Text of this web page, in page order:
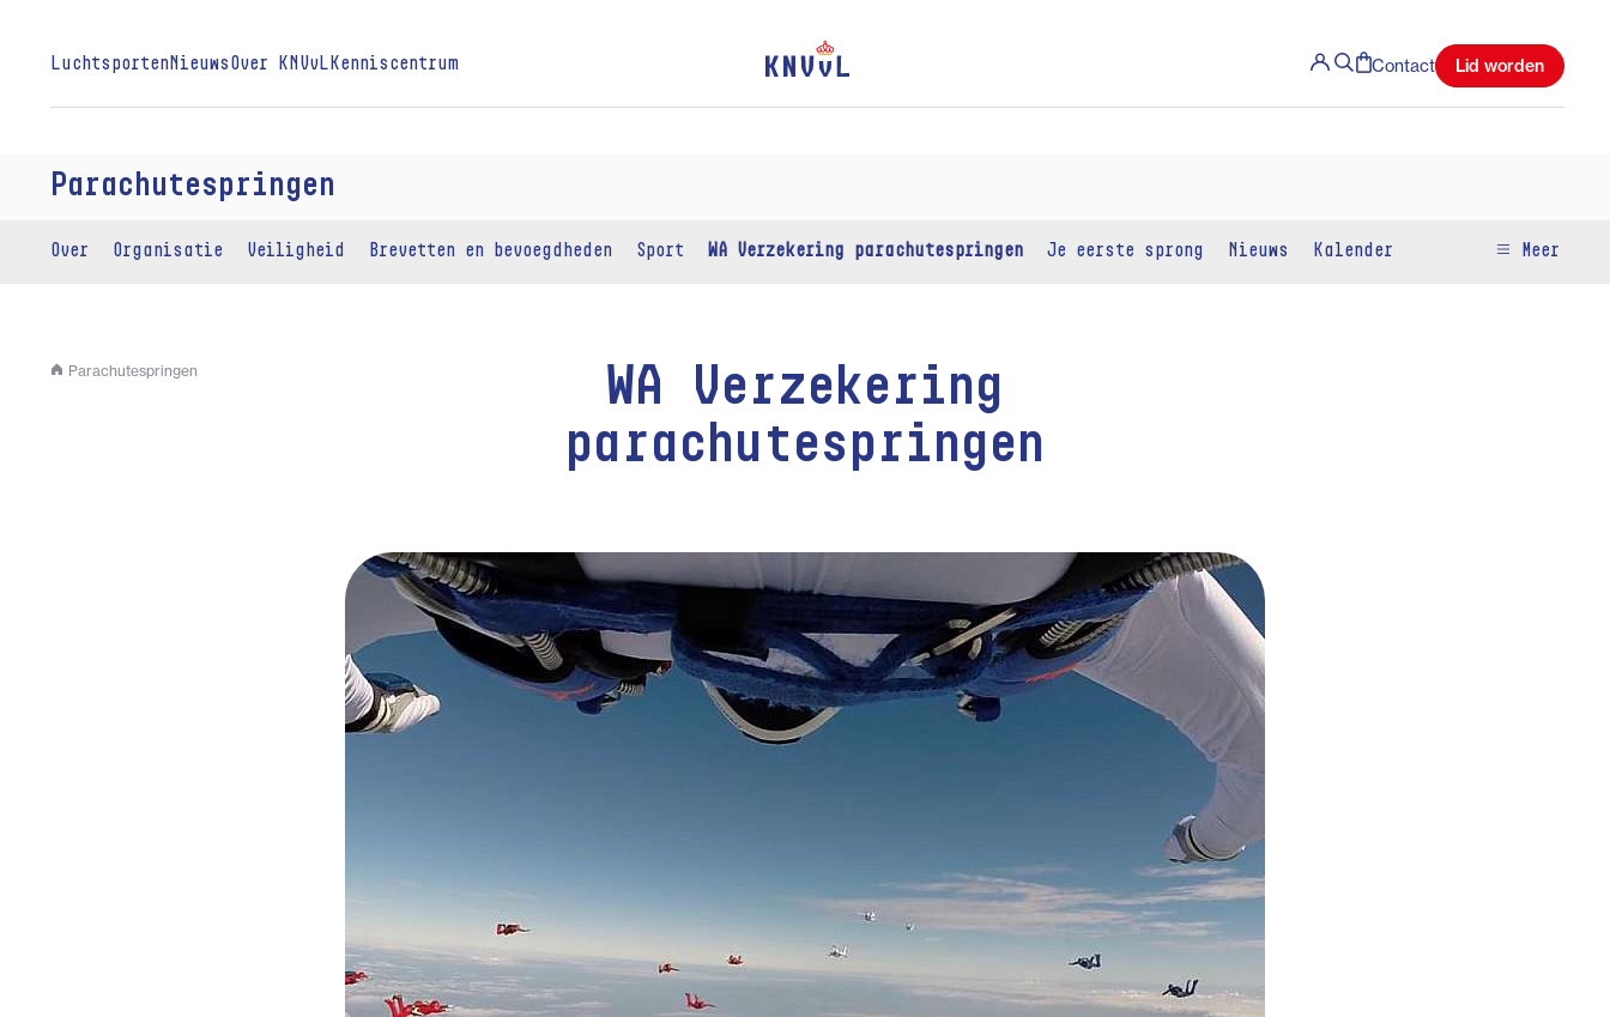
Luchtsporten Nieuws Over KNVvL Kenniscentrum Contact Lid worden
Parachutespringen
Over Organisatie Veiligheid Brevetten en bevoegdheden Sport WA Verzekering parachutespringen Je eerste sprong Nieuws Kalender Meer
Parachutespringen
WA Verzekering
parachutespringen